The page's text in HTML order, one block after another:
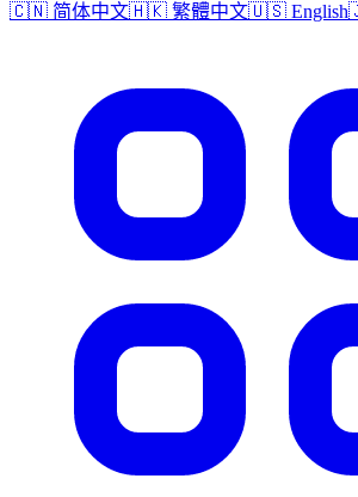
🇨🇳 简体中文🇭🇰 繁體中文🇺🇸 English